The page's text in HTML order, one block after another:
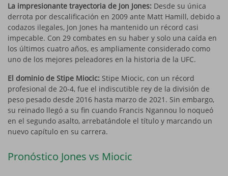
La impresionante trayectoria de Jon Jones: Desde su única
derrota por descalificación en 2009 ante Matt Hamill, debido a
codazos ilegales, Jon Jones ha mantenido un récord casi
impecable. Con 29 combates en su haber y solo una caída en
los últimos cuatro años, es ampliamente considerado como
uno de los mejores peleadores en la historia de la UFC.
El dominio de Stipe Miocic: Stipe Miocic, con un récord
profesional de 20-4, fue el indiscutible rey de la división de
peso pesado desde 2016 hasta marzo de 2021. Sin embargo,
su reinado llegó a su fin cuando Francis Ngannou lo noqueó
en el segundo asalto, arrebatándole el título y marcando un
nuevo capítulo en su carrera.
Pronóstico Jones vs Miocic